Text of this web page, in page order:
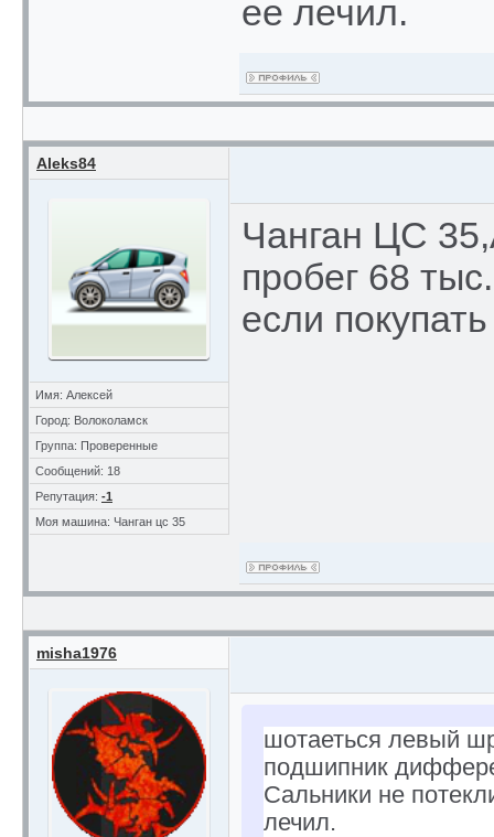
ее лечил.
Aleks84
Имя: Алексей
Город: Волоколамск
Группа: Проверенные
Сообщений: 18
Репутация: -1
Моя машина: Чанган цс 35
Чанган ЦС
пробег 68
если
misha1976
шотаеться левый
подшипник
Сальники не
лечил.